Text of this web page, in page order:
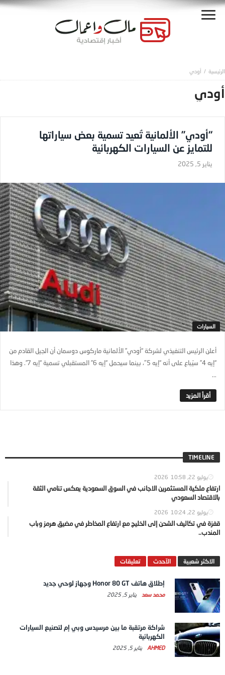
أودي
أودي
“أودي” الألمانية تُعيد تسمية بعض سياراتها
للتمايز عن السيارات الكهربائية
يناير 5, 2025
السيارات
أعلن الرئيس التنفيذي لشركة “أودي” الألمانية ماركوس دوسمان أن الجيل القادم من
“إيه 4” سيُباع على أنه “إيه 5″، بينما سيحمل “إيه 6” المستقبلي تسمية “إيه 7”. وهذا
...
TIMELINE
يوليو 22, 2026 10:58
ارتفاع ملكية المستثمرين الاجانب في السوق السعودية يعكس تنامي الثقة
بالاقتصاد السعودي
يوليو 22, 2026 10:24
قفزة في تكاليف الشحن إلى الخليج مع ارتفاع المخاطر في مضيق هرمز وباب
المندب..
الاكثر شعبية الآحدث تعليقات
إطلاق هاتف Honor 80 GT وجهاز لوحي جديد
محمد سعد يناير 5, 2025
شراكة مرتقبة ما بين مرسيدس وبي إم لتصنيع السيارات
الكهربائية
AHMED يناير 5, 2025